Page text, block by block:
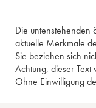
Die untenstehenden
aktuelle Merkmale
Sie beziehen sich
Achtung, dieser
Ohne Einwilligung